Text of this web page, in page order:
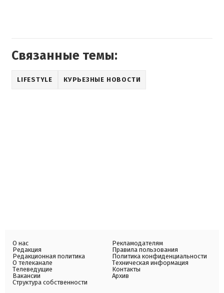
Связанные темы:
LIFESTYLE КУРЬЕЗНЫЕ НОВОСТИ
О нас
Редакция
Редакционная политика
О телеканале
Телеведущие
Вакансии
Структура собственности
Рекламодателям
Правила пользования
Политика конфиденциальности
Техническая информация
Контакты
Архив